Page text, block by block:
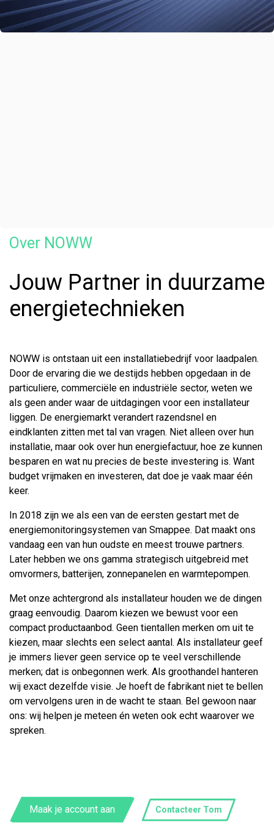
Over NOWW
Jouw Partner in duurzame
energietechnieken
NOWW is ontstaan uit een installatiebedrijf voor laadpalen.
Door de ervaring die we destijds hebben opgedaan in de
particuliere, commerciële en industriële sector, weten we
als geen ander waar de uitdagingen voor een installateur
liggen. De energiemarkt verandert razendsnel en
eindklanten zitten met tal van vragen. Niet alleen over hun
installatie, maar ook over hun energiefactuur, hoe ze kunnen
besparen en wat nu precies de beste investering is. Want
budget vrijmaken en investeren, dat doe je vaak maar één
keer.
In 2018 zijn we als een van de eersten gestart met de
energiemonitoringsystemen van Smappee. Dat maakt ons
vandaag een van hun oudste en meest trouwe partners.
Later hebben we ons gamma strategisch uitgebreid met
omvormers, batterijen, zonnepanelen en warmtepompen.
Met onze achtergrond als installateur houden we de dingen
graag eenvoudig. Daarom kiezen we bewust voor een
compact productaanbod. Geen tientallen merken om uit te
kiezen, maar slechts een select aantal. Als installateur geef
je immers liever geen service op te veel verschillende
merken; dat is onbegonnen werk. Als groothandel hanteren
wij exact dezelfde visie. Je hoeft de fabrikant niet te bellen
om vervolgens uren in de wacht te staan. Bel gewoon naar
ons: wij helpen je meteen én weten ook echt waarover we
spreken.
Maak je account aan Contacteer Tom